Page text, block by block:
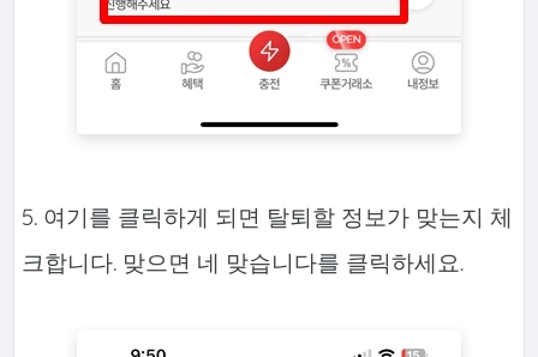
5. 여기를 클릭하게 되면 탈퇴할 정보가 맞는지 체
크합니다. 맞으면 네 맞습니다를 클릭하세요.